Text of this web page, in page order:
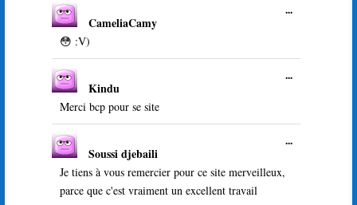
CameliaCamy
😳 :V)
...Ouvrir/
méta.
Kindu
Merci bcp pour se site
...Ouvrir/
méta.
Soussi djebaili
Je tiens à vous remercier pour ce site merveilleux,
parce que c'est vraiment un excellent travail
...Ouvrir/